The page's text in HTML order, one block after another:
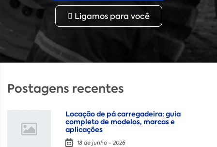
Ligamos para você
Postagens recentes
Locação de pá carregadeira: guia
completo de modelos, marcas e
aplicações
18 de junho - 2026